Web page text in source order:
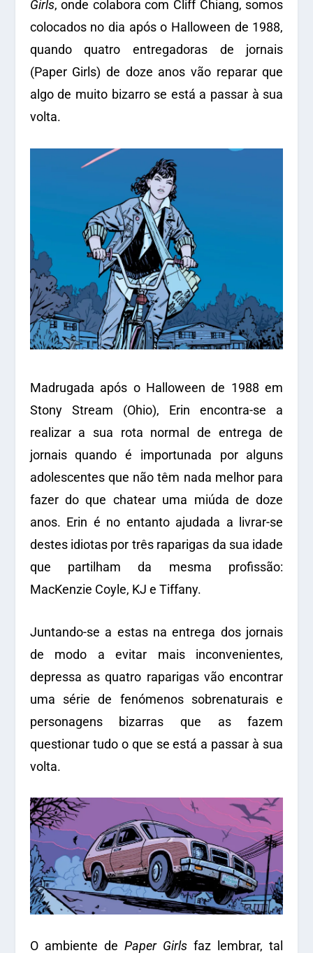
Girls, onde colabora com Cliff Chiang, somos
colocados no dia após o Halloween de 1988,
quando quatro entregadoras de jornais
(Paper Girls) de doze anos vão reparar que
algo de muito bizarro se está a passar à sua
volta.
Madrugada após o Halloween de 1988 em
Stony Stream (Ohio), Erin encontra-se a
realizar a sua rota normal de entrega de
jornais quando é importunada por alguns
adolescentes que não têm nada melhor para
fazer do que chatear uma miúda de doze
anos. Erin é no entanto ajudada a livrar-se
destes idiotas por três raparigas da sua idade
que partilham da mesma profissão:
MacKenzie Coyle, KJ e Tiffany.
Juntando-se a estas na entrega dos jornais
de modo a evitar mais inconvenientes,
depressa as quatro raparigas vão encontrar
uma série de fenómenos sobrenaturais e
personagens bizarras que as fazem
questionar tudo o que se está a passar à sua
volta.
O ambiente de Paper Girls faz lembrar, tal